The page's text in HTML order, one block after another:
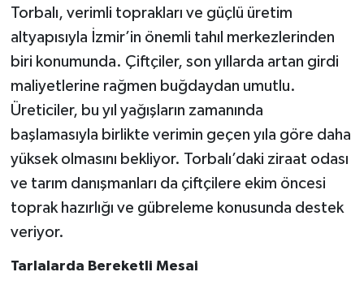
Torbalı, verimli toprakları ve güçlü üretim
altyapısıyla İzmir’in önemli tahıl merkezlerinden
biri konumunda. Çiftçiler, son yıllarda artan girdi
maliyetlerine rağmen buğdaydan umutlu.
Üreticiler, bu yıl yağışların zamanında
başlamasıyla birlikte verimin geçen yıla göre daha
yüksek olmasını bekliyor. Torbalı’daki ziraat odası
ve tarım danışmanları da çiftçilere ekim öncesi
toprak hazırlığı ve gübreleme konusunda destek
veriyor.
Tarlalarda Bereketli Mesai